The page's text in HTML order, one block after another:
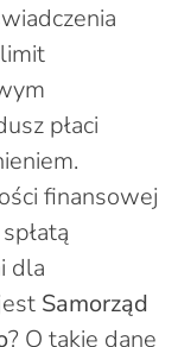
płaci
finansowej
dla
Samorząd
? O takie dane